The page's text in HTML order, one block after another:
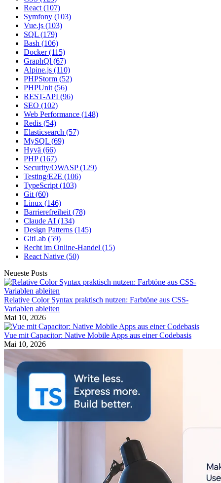
React (107)
Symfony (103)
Vue.js (103)
SQL (179)
Bash (106)
Docker(115)
GraphQl (67)
Alpine.js (110)
PHPStorm (52)
PHPUnit (56)
REST-API (96)
SEO (102)
Web Performance (148)
Redis (54)
Elasticsearch (57)
MySQL (69)
Hyvä (66)
PHP(167)
Security/OWASP(129)
Testing/E2E (106)
TypeScript (103)
Git (60)
Linux (146)
Barrierefreiheit (78)
Claude AI (134)
Design Patterns (145)
GitLab (59)
Recht im Online-Handel (15)
React Native (50)
Neueste Posts
Relative Color Syntax praktisch nutzen: Farbtöne aus CSS-
Variablen ableiten
Mai 10, 2026
Vue mit Capacitor: Native Mobile Apps aus einer Codebasis
Mai 10, 2026